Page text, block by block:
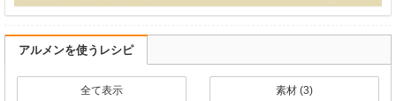
アルメンを使うレシピ
全て表示 素材 (3)